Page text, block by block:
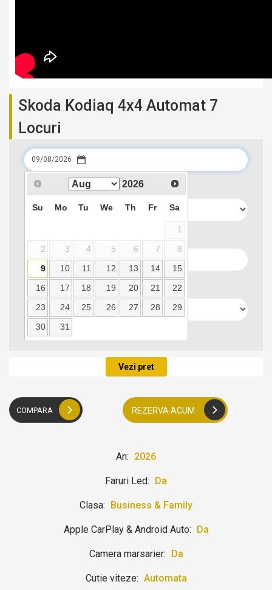
Skoda Kodiaq 4x4 Automat 7
Locuri
Data preluarii
Data predarii
Vezi pret
COMPARA REZERVA ACUM
An: 2026
Faruri Led: Da
Clasa: Business & Family
Apple CarPlay & Android Auto: Da
Camera marsarier: Da
Cutie viteze: Automata
2026
Su Mo Tu We Th Fr Sa
1
2
3 4 5 6 7
8
9
10 11 12 13 14
15
16
17 18 19 20 21
22
23
24 25 26 27 28
29
30
31